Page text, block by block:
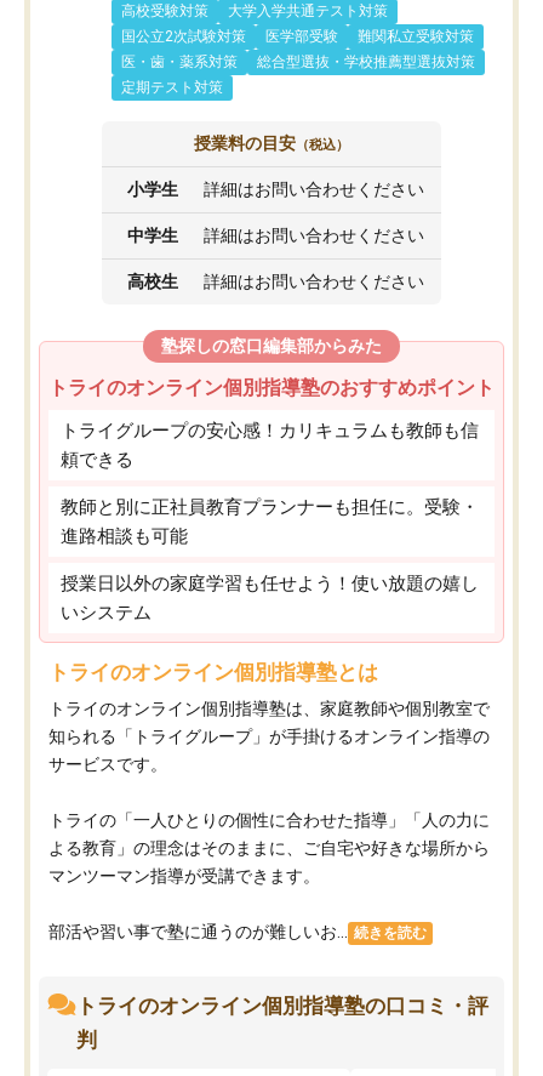
高校受験対策
大学入学共通テスト対策
国公立2次試験対策
医学部受験
難関私立受験対策
医・歯・薬系対策
総合型選抜・学校推薦型選抜対策
定期テスト対策
授業料の目安 （税込）
小学生 詳細はお問い合わせください
中学生 詳細はお問い合わせください
高校生 詳細はお問い合わせください
塾探しの窓口編集部からみた
トライのオンライン個別指導塾のおすすめポイント
トライグループの安心感！カリキュラムも教師も信
頼できる
教師と別に正社員教育プランナーも担任に。受験・
進路相談も可能
授業日以外の家庭学習も任せよう！使い放題の嬉し
いシステム
トライのオンライン個別指導塾とは
トライのオンライン個別指導塾は、家庭教師や個別教室で
知られる「トライグループ」が手掛けるオンライン指導の
サービスです。
トライの「一人ひとりの個性に合わせた指導」「人の力に
よる教育」の理念はそのままに、ご自宅や好きな場所から
マンツーマン指導が受講できます。
部活や習い事で塾に通うのが難しいお... 続きを読む
トライのオンライン個別指導塾の口コミ・評
判